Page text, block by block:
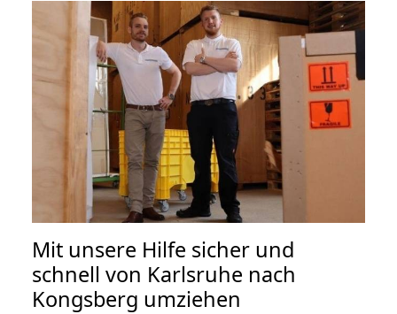
Mit unsere Hilfe sicher und
schnell von Karlsruhe nach
Kongsberg umziehen